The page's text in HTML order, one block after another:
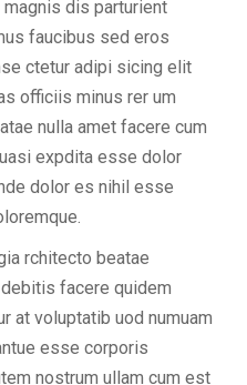
dis parturient
faucibus sed eros
ctetur adipi sicing elit
officiis minus rer um
nulla amet facere cum
expdita esse dolor
dolor es nihil esse
rchitecto beatae
facere quidem
at voluptatib uod numuam
esse corporis
nostrum ullam cum est